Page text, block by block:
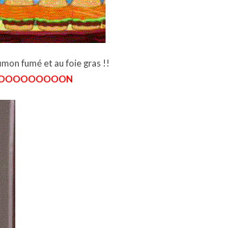
fumé et au foie gras !!